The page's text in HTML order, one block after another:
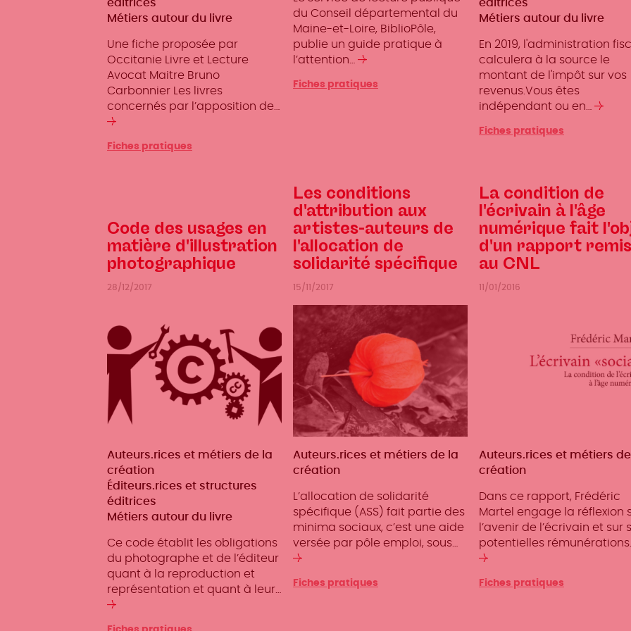
éditrices
Métiers autour du livre
Une fiche proposée par
Occitanie Livre et Lecture
Avocat Maitre Bruno
Carbonnier Les livres
concernés par l’apposition de…
suite
Fiches pratiques
du Conseil départemental du
Maine-et-Loire, BiblioPôle,
publie un guide pratique à
l’attention…
suite
Fiches pratiques
éditrices
Métiers autour du livre
En 2019, l'administration
calculera à la source le
montant de l'impôt sur vos
revenus.Vous êtes
indépendant ou en…
Fiches pratiques
Code des usages en
matière d'illustration
photographique
28/12/2017
Métiers
Auteurs.rices et métiers de la
création
Éditeurs.rices et structures
éditrices
Métiers autour du livre
Ce code établit les obligations
du photographe et de l’éditeur
quant à la reproduction et
représentation et quant à leur…
Les conditions
d'attribution aux
artistes-auteurs de
l'allocation de
solidarité spécifique
15/11/2017
Métiers
Auteurs.rices et métiers de la
création
L’allocation de solidarité
spécifique (ASS) fait partie des
minima sociaux, c’est une aide
versée par pôle emploi, sous…
suite
Fiches pratiques
La condition de
l'écrivain à l'âge
numérique fait
d'un rapport remis
au CNL
11/01/2016
Métiers
Auteurs.rices et métiers
création
Dans ce rapport, Frédéric
Martel engage la réflexion
l’avenir de l’écrivain et sur
potentielles rémunérations.
suite
Fiches pratiques